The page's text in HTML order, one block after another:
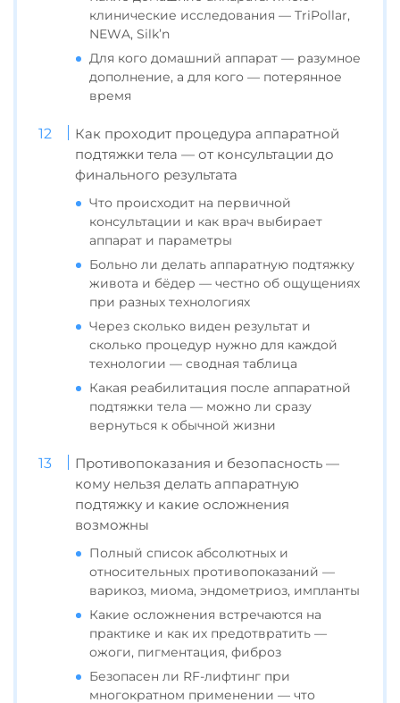
клинические исследования — TriPollar,
NEWA, Silk’n
Для кого домашний аппарат — разумное
дополнение, а для кого — потерянное
время
Как проходит процедура аппаратной
подтяжки тела — от консультации до
финального результата
Что происходит на первичной
консультации и как врач выбирает
аппарат и параметры
Больно ли делать аппаратную подтяжку
живота и бёдер — честно об ощущениях
при разных технологиях
Через сколько виден результат и
сколько процедур нужно для каждой
технологии — сводная таблица
Какая реабилитация после аппаратной
подтяжки тела — можно ли сразу
вернуться к обычной жизни
Противопоказания и безопасность —
кому нельзя делать аппаратную
подтяжку и какие осложнения
возможны
Полный список абсолютных и
относительных противопоказаний —
варикоз, миома, эндометриоз, импланты
Какие осложнения встречаются на
практике и как их предотвратить —
ожоги, пигментация, фиброз
Безопасен ли RF-лифтинг при
многократном применении — что